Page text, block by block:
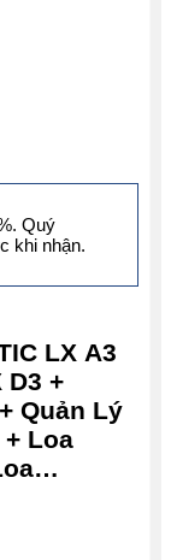
LX A3
D3 +
Quản Lý
+ Loa
Quý
khi nhận.